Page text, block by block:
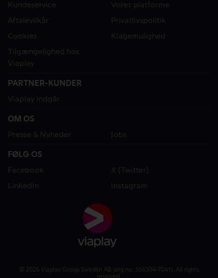
Kundeservice
Vores platforme
Aftalevilkår
Privatlivspolitik
Cookies
Klagemulighed
Tilgængelighed hos
Viaplay
PARTNER-KUNDER
Viaplay indgår
OM OS
Presse & Nyheder
Jobs
FØLG OS
Facebook
X (Twitter)
LinkedIn
Instagram
© 2026 Viaplay Group Sweden AB (org.no: 556304-7041). All rights
reserved.